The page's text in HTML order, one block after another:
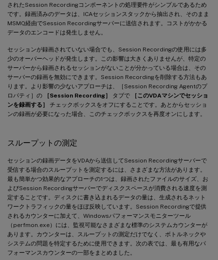
されたSession Recordingコンポーネントの処理要件がシンプルであるため
です。録画済みのデータは、ICAセッションスタックから抽出され、そのまま
MSMQ経由でSession Recordingサーバーに送信されます。コストがかかる
データのエンコードは発生しません。
セッションが録画されていない場合でも、Session Recordingの使用には多
少のオーバーヘッドが発生します。この影響は大きくありませんが、特定の
サーバーから録画されるセッションがないことが分かっている場合は、その
サーバーの録画を無効にできます。Session Recordingを削除する方法もあ
ります。より影響の少ないアプローチは、［Session Recording Agentのプ
ロパティ］の
［Session Recording］ タブで
［このVDAマシンでセッショ
ンを録画する］
チェックボックスをオフにすることです。あとからセッショ
ンの録画が必要になった場合、このチェックボックスを再度オンにします。
スループットの測定
セッションの録画データをVDAから送信してSession Recordingサーバーで
受信する場合のスループットを測定するには、さまざまな方法があります。
最も簡単かつ効果的なアプローチの1つは、録画されたファイルのサイズ、お
よびSession Recordingサーバーでディスクスペースが消費される速度を測
定することです。ディスクに書き込まれるデータの量は、生成されるネット
ワークトラフィックの量をほぼ反映しています。Session Recordingで提供
されるカウンターに加えて、Windowsパフォーマンスモニターツール
（perfmon.exe）には、監視可能なさまざまな標準のシステムカウンターが
あります。カウンターは、スループットの測定だけでなく、ボトルネックや
システムの問題を特定するために使用できます。次の表では、最も有用なパ
フォーマンスカウンターの一部をまとめました。